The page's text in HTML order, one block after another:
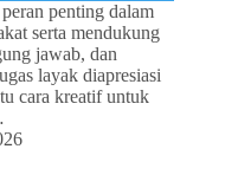
penting dalam
serta mendukung
jawab, dan
layak diapresiasi
cara kreatif untuk